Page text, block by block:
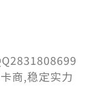
商,稳定实力